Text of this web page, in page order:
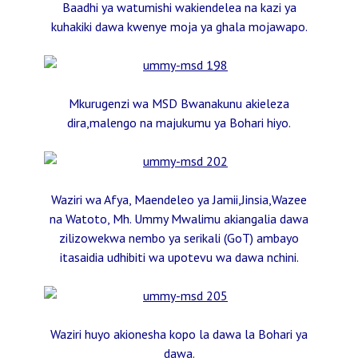
Baadhi ya watumishi wakiendelea na kazi ya
kuhakiki dawa kwenye moja ya ghala mojawapo.
Mkurugenzi wa MSD Bwanakunu akieleza
dira,malengo na majukumu ya Bohari hiyo.
Waziri wa Afya, Maendeleo ya Jamii,Jinsia,Wazee
na Watoto, Mh. Ummy Mwalimu akiangalia dawa
zilizowekwa nembo ya serikali (GoT) ambayo
itasaidia udhibiti wa upotevu wa dawa nchini.
Waziri huyo akionesha kopo la dawa la Bohari ya
dawa.